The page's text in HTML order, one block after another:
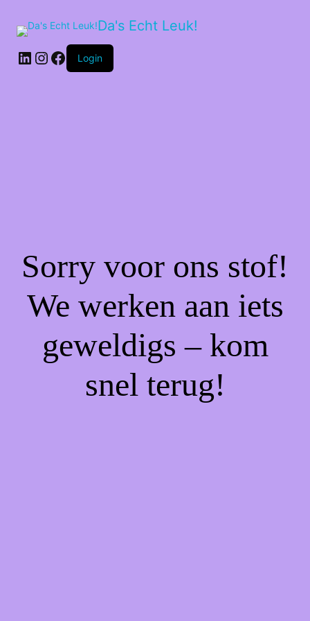
Da's Echt Leuk!
LinkedIn
Instagram
Facebook
Login
Sorry voor ons stof!
We werken aan iets
geweldigs – kom
snel terug!